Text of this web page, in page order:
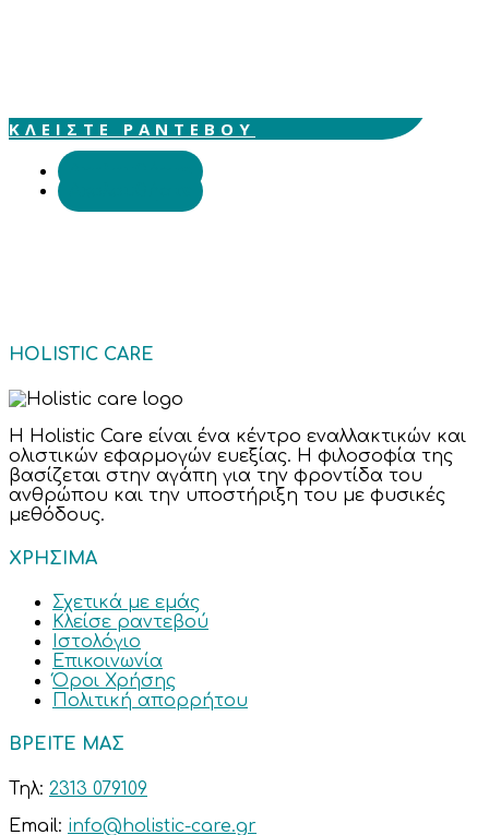
ΚΛΕΙΣΤΕ ΡΑΝΤΕΒΟΥ
HOLISTIC CARE
Η Holistic Care είναι ένα κέντρο εναλλακτικών και
ολιστικών εφαρμογών ευεξίας. Η φιλοσοφία της
βασίζεται στην αγάπη για την φροντίδα του
ανθρώπου και την υποστήριξη του με φυσικές
μεθόδους.
ΧΡΗΣΙΜΑ
Σχετικά με εμάς
Κλείσε ραντεβού
Ιστολόγιο
Επικοινωνία
Όροι Χρήσης
Πολιτική απορρήτου
ΒΡΕΙΤΕ ΜΑΣ
Τηλ: 2313 079109
Email: info@holistic-care.gr